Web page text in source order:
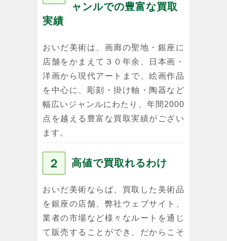
ャンルでの豊富な買取
実績
おいだ美術は、画廊の聖地・銀座に
店舗をかまえて３０年余、日本画・
洋画から現代アートまで、絵画作品
を中心に、彫刻・掛け軸・陶器など
幅広いジャンルにわたり、年間2000
点を越える豊富な買取実績がござい
ます。
２ 高値で買取れるわけ
おいだ美術ならば、買取した美術品
を銀座の店舗、弊社ウェブサイト、
業者の市場など様々なルートを通じ
て販売することができ、だからこそ